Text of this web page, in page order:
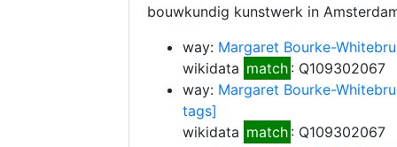
bouwkundig kunstwerk in
way: Margaret Bourke-
wikidata match : Q109302067
way: Margaret Bourke-
tags]
wikidata match : Q109302067